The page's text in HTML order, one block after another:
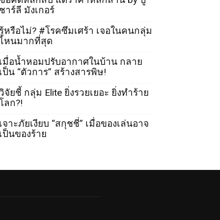
าร์ลี มังเกอร์
หรือไม่? #โรคซึมเศร้า เจอในคนกลุ่ม
หนมากที่สุด
มื่อน้ำหอมปรับอากาศในบ้าน กลาย
ป็น “ตัวการ” สร้างสารพิษ!
จัยชี้ กลุ่ม Elite ยิ่งรวยเยอะ ยิ่งทำร้าย
ลก?!
จาะภัยเงียบ “สกุชชี่” เมื่อของเล่นอาจ
ป็นของร้าย